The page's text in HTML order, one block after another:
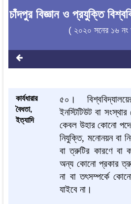
চাঁদপুর বিজ্ঞান ও প্রযুক্তি
( ২০২০ সনের ১৬
কার্যধারার
বৈধতা,
ইত্যাদি
৫০।
ইনস্টিটিউট বা সংস্থার
কেবল উহার কোনো
নিযুক্তি, মনোনয়ন বা
বা ত্রুটির কারণে বা
অন্য কোনো প্রকার
না বা তৎসম্পর্কে
যাইবে না।